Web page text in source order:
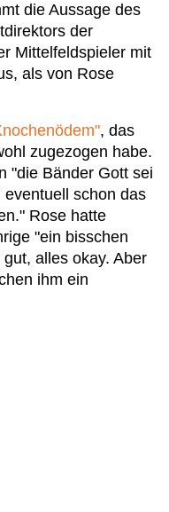
die Aussage des
der
Mittelfeldspieler mit
als von Rose
, das
zugezogen habe.
"die Bänder Gott sei
schon das
Rose hatte
"ein bisschen
alles okay. Aber
ihm ein